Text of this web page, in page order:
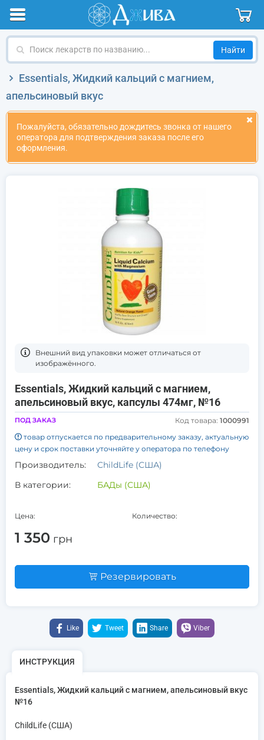
Поиск
названию
Essentials, Жидкий кальций с магнием,
апельсиновый вкус
Пожалуйста, обязательно дождитесь звонка от нашего
оператора для подтверждения заказа после его
оформления.
Bнешний вид упаковки может отличаться от
изображённого.
Essentials, Жидкий кальций с магнием,
апельсиновый вкус, капсулы 474мг, №16
ПОД ЗАКАЗ Код товара: 1000991
товар отпускается по предварительному заказу, актуальную
цену и срок поставки уточняйте у оператора по телефону
Производитель:
ChildLife (США)
В категории:
БАДы (США)
Цена:
1 350 грн
Количество:
Резервировать
Like Tweet Share Viber
ИНСТРУКЦИЯ
Essentials, Жидкий кальций с магнием, апельсиновый вкус
№16
ChildLife (США)